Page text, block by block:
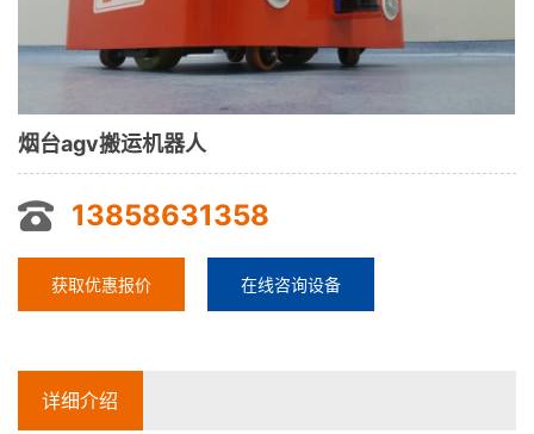
烟台agv搬运机器人
13858631358
获取优惠报价 在线咨询设备
详细介绍